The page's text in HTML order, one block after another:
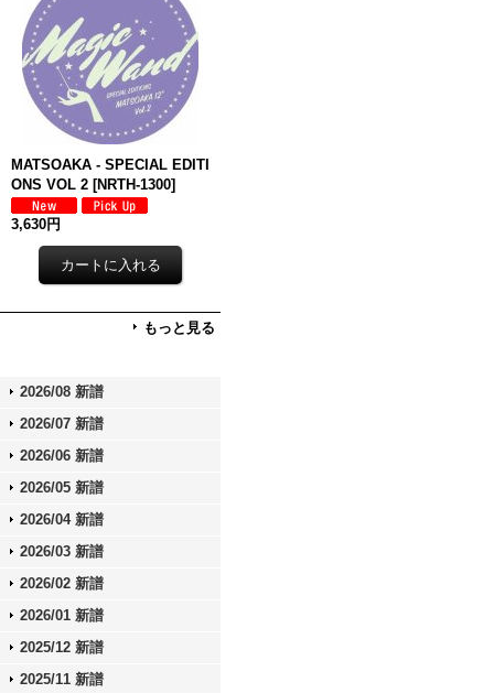
MATSOAKA - SPECIAL EDITI
ONS VOL 2 [NRTH-1300]
3,630円
もっと見る
2026/08 新譜
2026/07 新譜
2026/06 新譜
2026/05 新譜
2026/04 新譜
2026/03 新譜
2026/02 新譜
2026/01 新譜
2025/12 新譜
2025/11 新譜